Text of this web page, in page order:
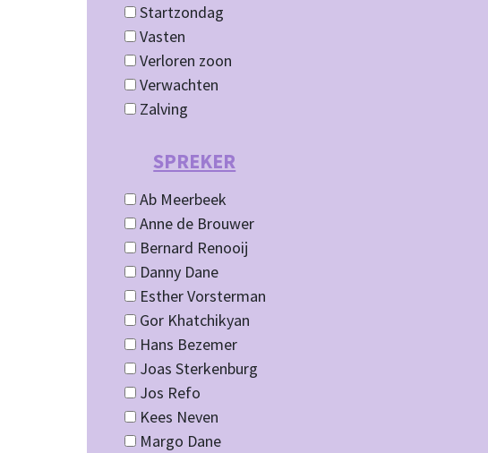
Startzondag
Vasten
Verloren zoon
Verwachten
Zalving
SPREKER
Ab Meerbeek
Anne de Brouwer
Bernard Renooij
Danny Dane
Esther Vorsterman
Gor Khatchikyan
Hans Bezemer
Joas Sterkenburg
Jos Refo
Kees Neven
Margo Dane